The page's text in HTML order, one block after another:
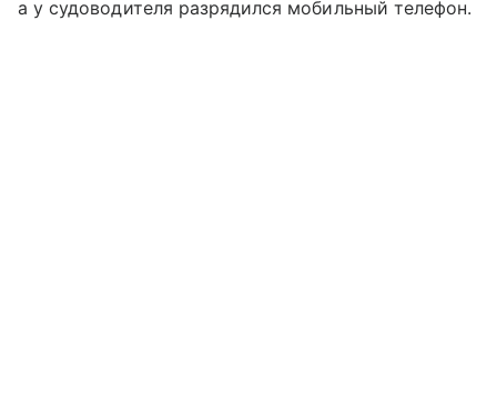
а у судоводителя разрядился мобильный телефон.